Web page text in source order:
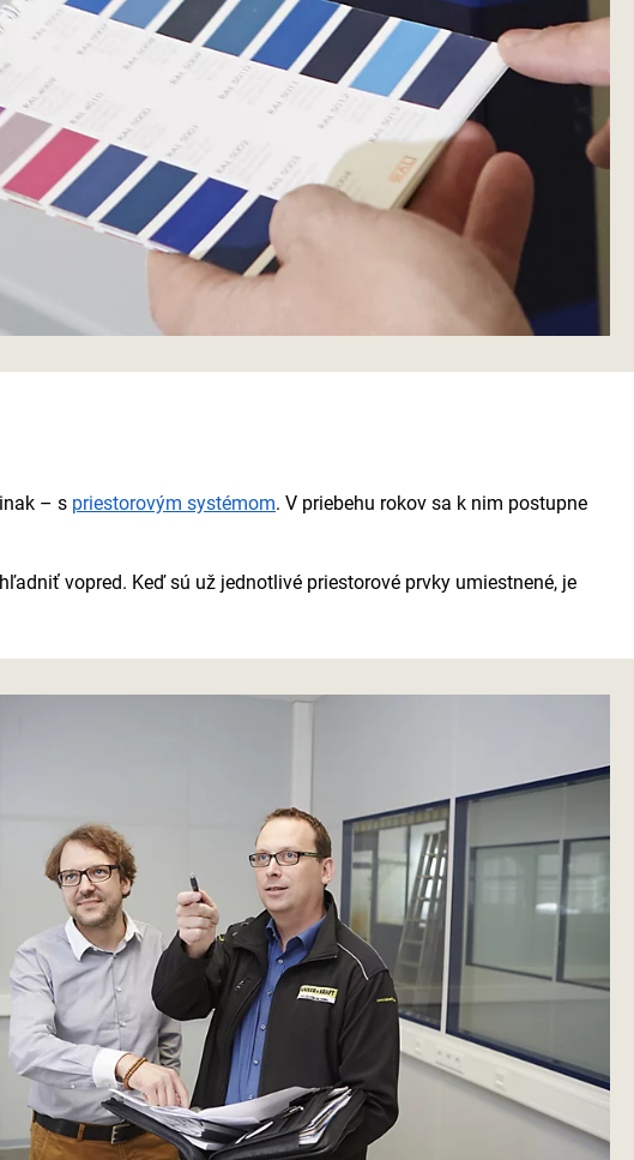
– s priestorovým systémom. V priebehu rokov sa k nim postupne
vopred. Keď sú už jednotlivé priestorové prvky umiestnené, je